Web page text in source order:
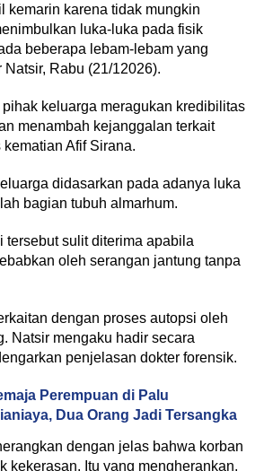
kemarin karena tidak mungkin
luka-luka pada fisik
beberapa lebam-lebam yang
Natsir, Rabu (21/12026).
keluarga meragukan kredibilitas
menambah kejanggalan terkait
Afif Sirana.
didasarkan pada adanya luka
bagian tubuh almarhum.
tersebut sulit diterima apabila
oleh serangan jantung tanpa
dengan proses autopsi oleh
Natsir mengaku hadir secara
penjelasan dokter forensik.
Perempuan di Palu
Dua Orang Jadi Tersangka
dengan jelas bahwa korban
kekerasan. Itu yang mengherankan,